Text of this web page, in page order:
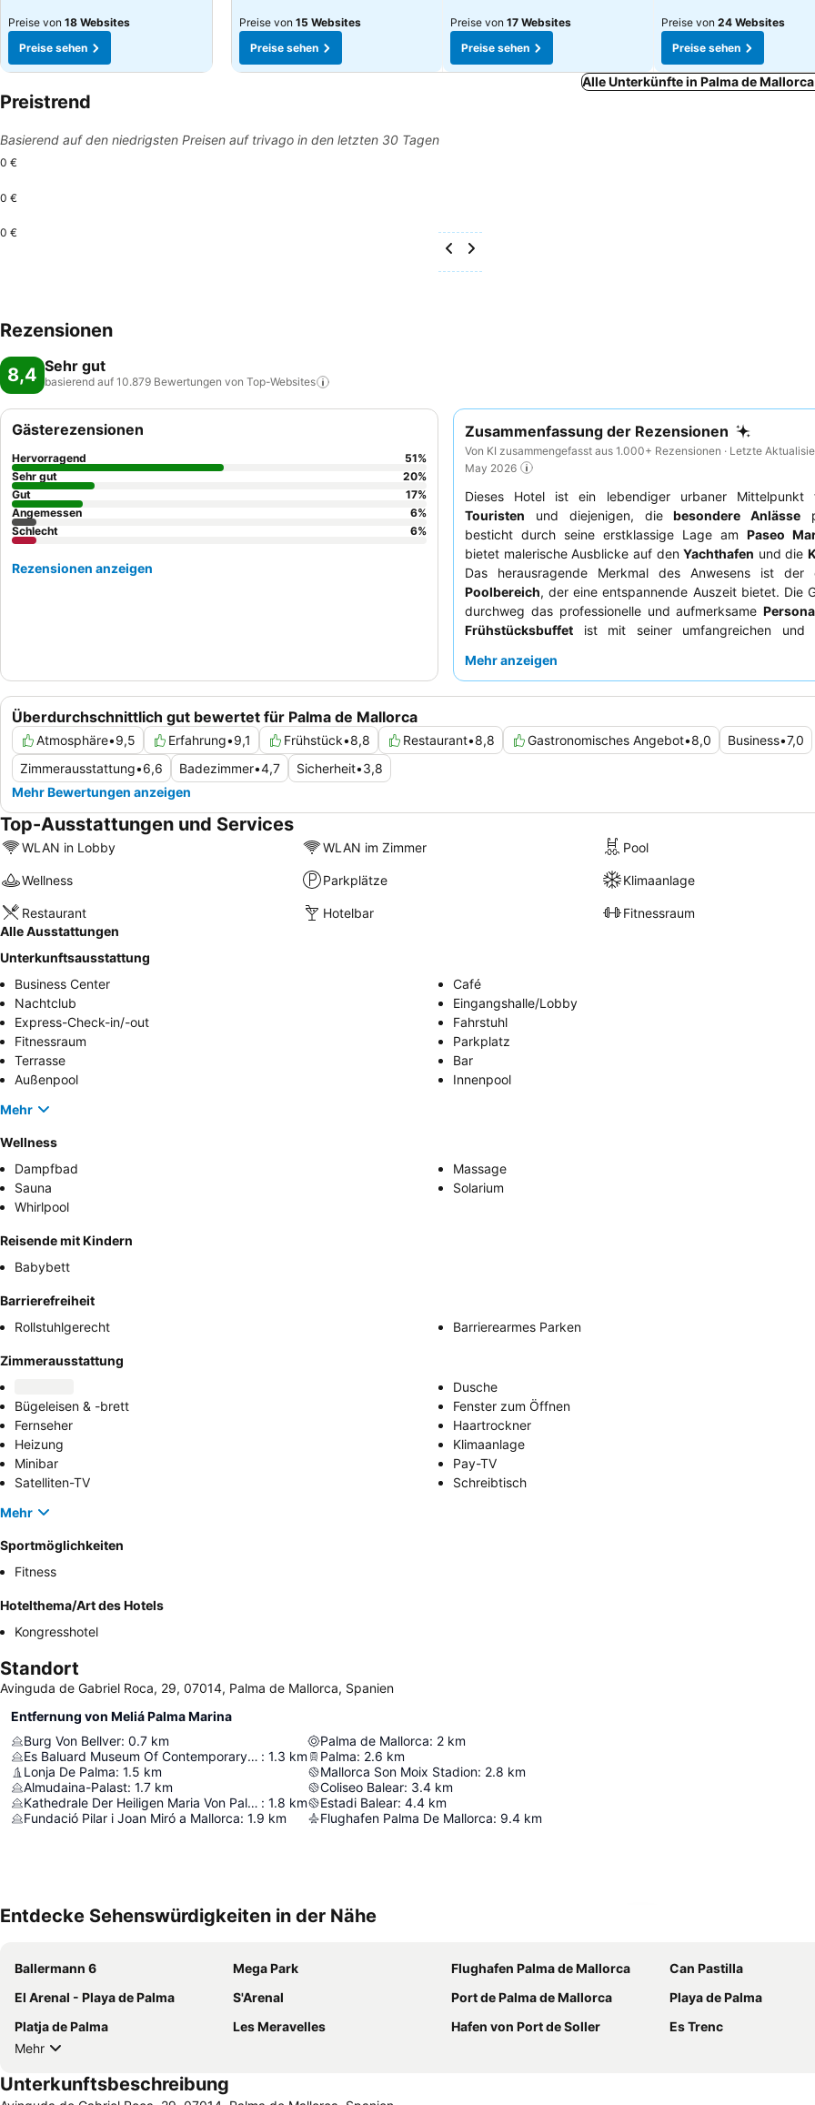
Preise von 18 Websites
Preise sehen
Preise von 15 Websites
Preise sehen
Preise von 17 Websites
Preise sehen
Preise von 24 Websites
Preise sehen
Alle Unterkünfte in Palma de
Preistrend
Basierend auf den niedrigsten Preisen auf trivago in den letzten 30 Tagen
0 €
0 €
0 €
Rezensionen
8,4 Sehr gut
basierend auf 10.879 Bewertungen von Top-Websites
Zusammenfassung der Rezensionen
Von KI zusammengefasst aus 1.000+ Rezensionen · Letzte
May 2026
Dieses Hotel ist ein lebendiger urbaner Mittelpunkt
Touristen und diejenigen, diebesondere Anlässe
besticht durch seine erstklassige Lage am Paseo
bietet malerische Ausblicke auf denYachthafen und die
Das herausragende Merkmal des Anwesens ist der
Poolbereich, der eine entspannende Auszeit bietet. Die
durchweg das professionelle und aufmerksame
Frühstücksbuffet ist mit seiner umfangreichen und
Upgrade auf den
Mehr anzeigen
Überdurchschnittlich gut bewertet für Palma de Mallorca
Atmosphäre•9,5 Erfahrung•9,1 Frühstück•8,8 Restaurant•8,8 Gastronomisches Angebot•8,0 Business•7,0
Zimmerausstattung•6,6 Badezimmer•4,7 Sicherheit•3,8
Mehr Bewertungen anzeigen
Gästerezensionen
Hervorragend 51%
Sehr gut
20%
Gut
17%
Angemessen
6%
Schlecht
6%
Rezensionen anzeigen
Top-Ausstattungen und Services
WLAN in Lobby WLAN im Zimmer Pool
Wellness Parkplätze Klimaanlage
Restaurant Hotelbar
Fitnessraum
Alle Ausstattungen
Unterkunftsausstattung
Business Center
Café
Nachtclub
Eingangshalle/Lobby
Express-Check-in/-out
Fahrstuhl
Fitnessraum
Parkplatz
Terrasse
Bar
Außenpool
Innenpool
Mehr
Wellness
Dampfbad
Massage
Sauna
Solarium
Whirlpool
Reisende mit Kindern
Babybett
Barrierefreiheit
Rollstuhlgerecht
Barrierearmes Parken
Zimmerausstattung
Dusche
Bügeleisen & -brett
Fenster zum Öffnen
Fernseher
Haartrockner
Heizung
Klimaanlage
Minibar
Pay-TV
Satelliten-TV
Schreibtisch
Mehr
Sportmöglichkeiten
Fitness
Hotelthema/Art des Hotels
Kongresshotel
Standort
Avinguda de Gabriel Roca, 29, 07014, Palma de Mallorca, Spanien
Entfernung von Meliá Palma Marina
Burg Von Bellver: 0.7 km
Es Baluard Museum Of Contemporary Art Of Palma : 1.3 km
Lonja De Palma: 1.5 km
Almudaina-Palast: 1.7 km
Kathedrale Der Heiligen Maria Von Palma De Mallorca : 1.8 km
Fundació Pilar i Joan Miró a Mallorca: 1.9 km
Palma de Mallorca: 2 km
Palma: 2.6 km
Mallorca Son Moix Stadion: 2.8 km
Coliseo Balear: 3.4 km
Estadi Balear: 4.4 km
Flughafen Palma De Mallorca: 9.4 km
Entdecke Sehenswürdigkeiten in der Nähe
Ballermann 6 Mega Park Flughafen Palma de Mallorca
Can Pastilla
El Arenal - Playa de Palma
S'Arenal Port de Palma de Mallorca
Playa de Palma
Platja de Palma
Les Meravelles Hafen von Port de Soller
Es Trenc
Mehr
Unterkunftsbeschreibung